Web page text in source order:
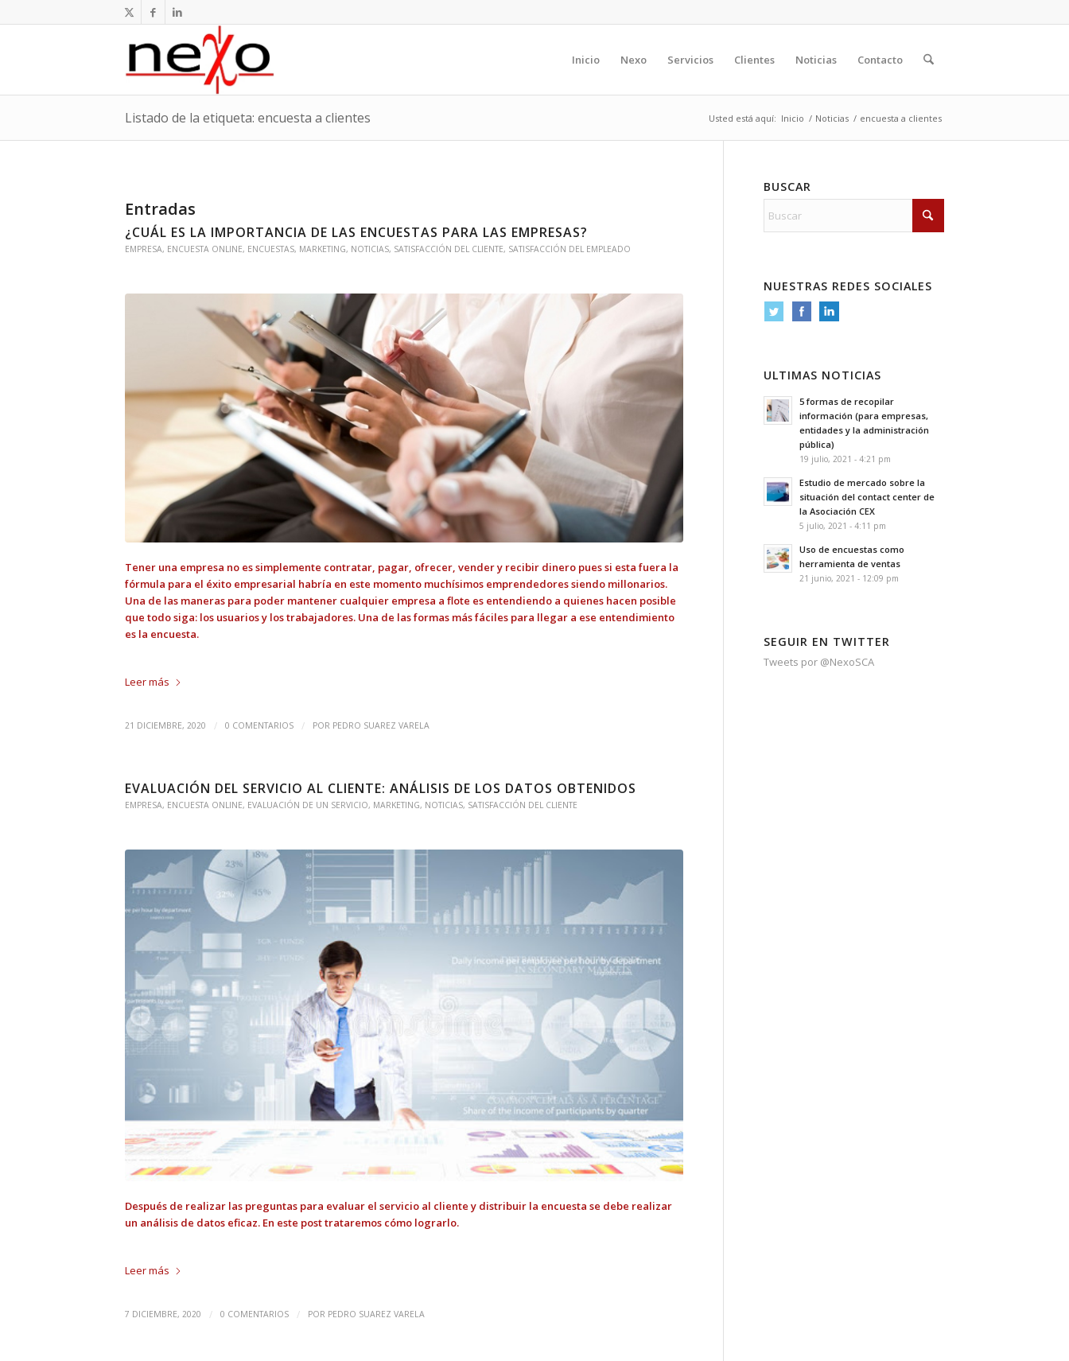
Inicio Nexo Servicios Clientes Noticias Contacto
Listado de la etiqueta: encuesta a clientes Usted está aquí: Inicio / Noticias / encuesta a clientes
Entradas
¿CUÁL ES LA IMPORTANCIA DE LAS ENCUESTAS PARA LAS EMPRESAS?
EMPRESA, ENCUESTA ONLINE, ENCUESTAS, MARKETING, NOTICIAS, SATISFACCIÓN DEL CLIENTE, SATISFACCIÓN DEL EMPLEADO
Tener una empresa no es simplemente contratar, pagar, ofrecer, vender y recibir dinero pues si esta fuera la
fórmula para el éxito empresarial habría en este momento muchísimos emprendedores siendo millonarios.
Una de las maneras para poder mantener cualquier empresa a flote es entendiendo a quienes hacen posible
que todo siga: los usuarios y los trabajadores. Una de las formas más fáciles para llegar a ese entendimiento
es la encuesta.
Leer más
21 DICIEMBRE, 2020 / 0 COMENTARIOS / POR PEDRO SUAREZ VARELA
EVALUACIÓN DEL SERVICIO AL CLIENTE: ANÁLISIS DE LOS DATOS OBTENIDOS
EMPRESA, ENCUESTA ONLINE, EVALUACIÓN DE UN SERVICIO, MARKETING, NOTICIAS, SATISFACCIÓN DEL CLIENTE
Después de realizar las preguntas para evaluar el servicio al cliente y distribuir la encuesta se debe realizar
un análisis de datos eficaz. En este post trataremos cómo lograrlo.
Leer más
7 DICIEMBRE, 2020 / 0 COMENTARIOS / POR PEDRO SUAREZ VARELA
BUSCAR
NUESTRAS REDES SOCIALES
ULTIMAS NOTICIAS
5 formas de recopilar
información (para empresas,
entidades y la administración
pública)
19 julio, 2021 - 4:21 pm
Estudio de mercado sobre la
situación del contact center de
la Asociación CEX
5 julio, 2021 - 4:11 pm
Uso de encuestas como
herramienta de ventas
21 junio, 2021 - 12:09 pm
SEGUIR EN TWITTER
Tweets por @NexoSCA